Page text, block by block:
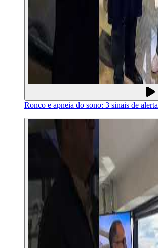
Ronco e apneia do sono: 3 sinais de alerta